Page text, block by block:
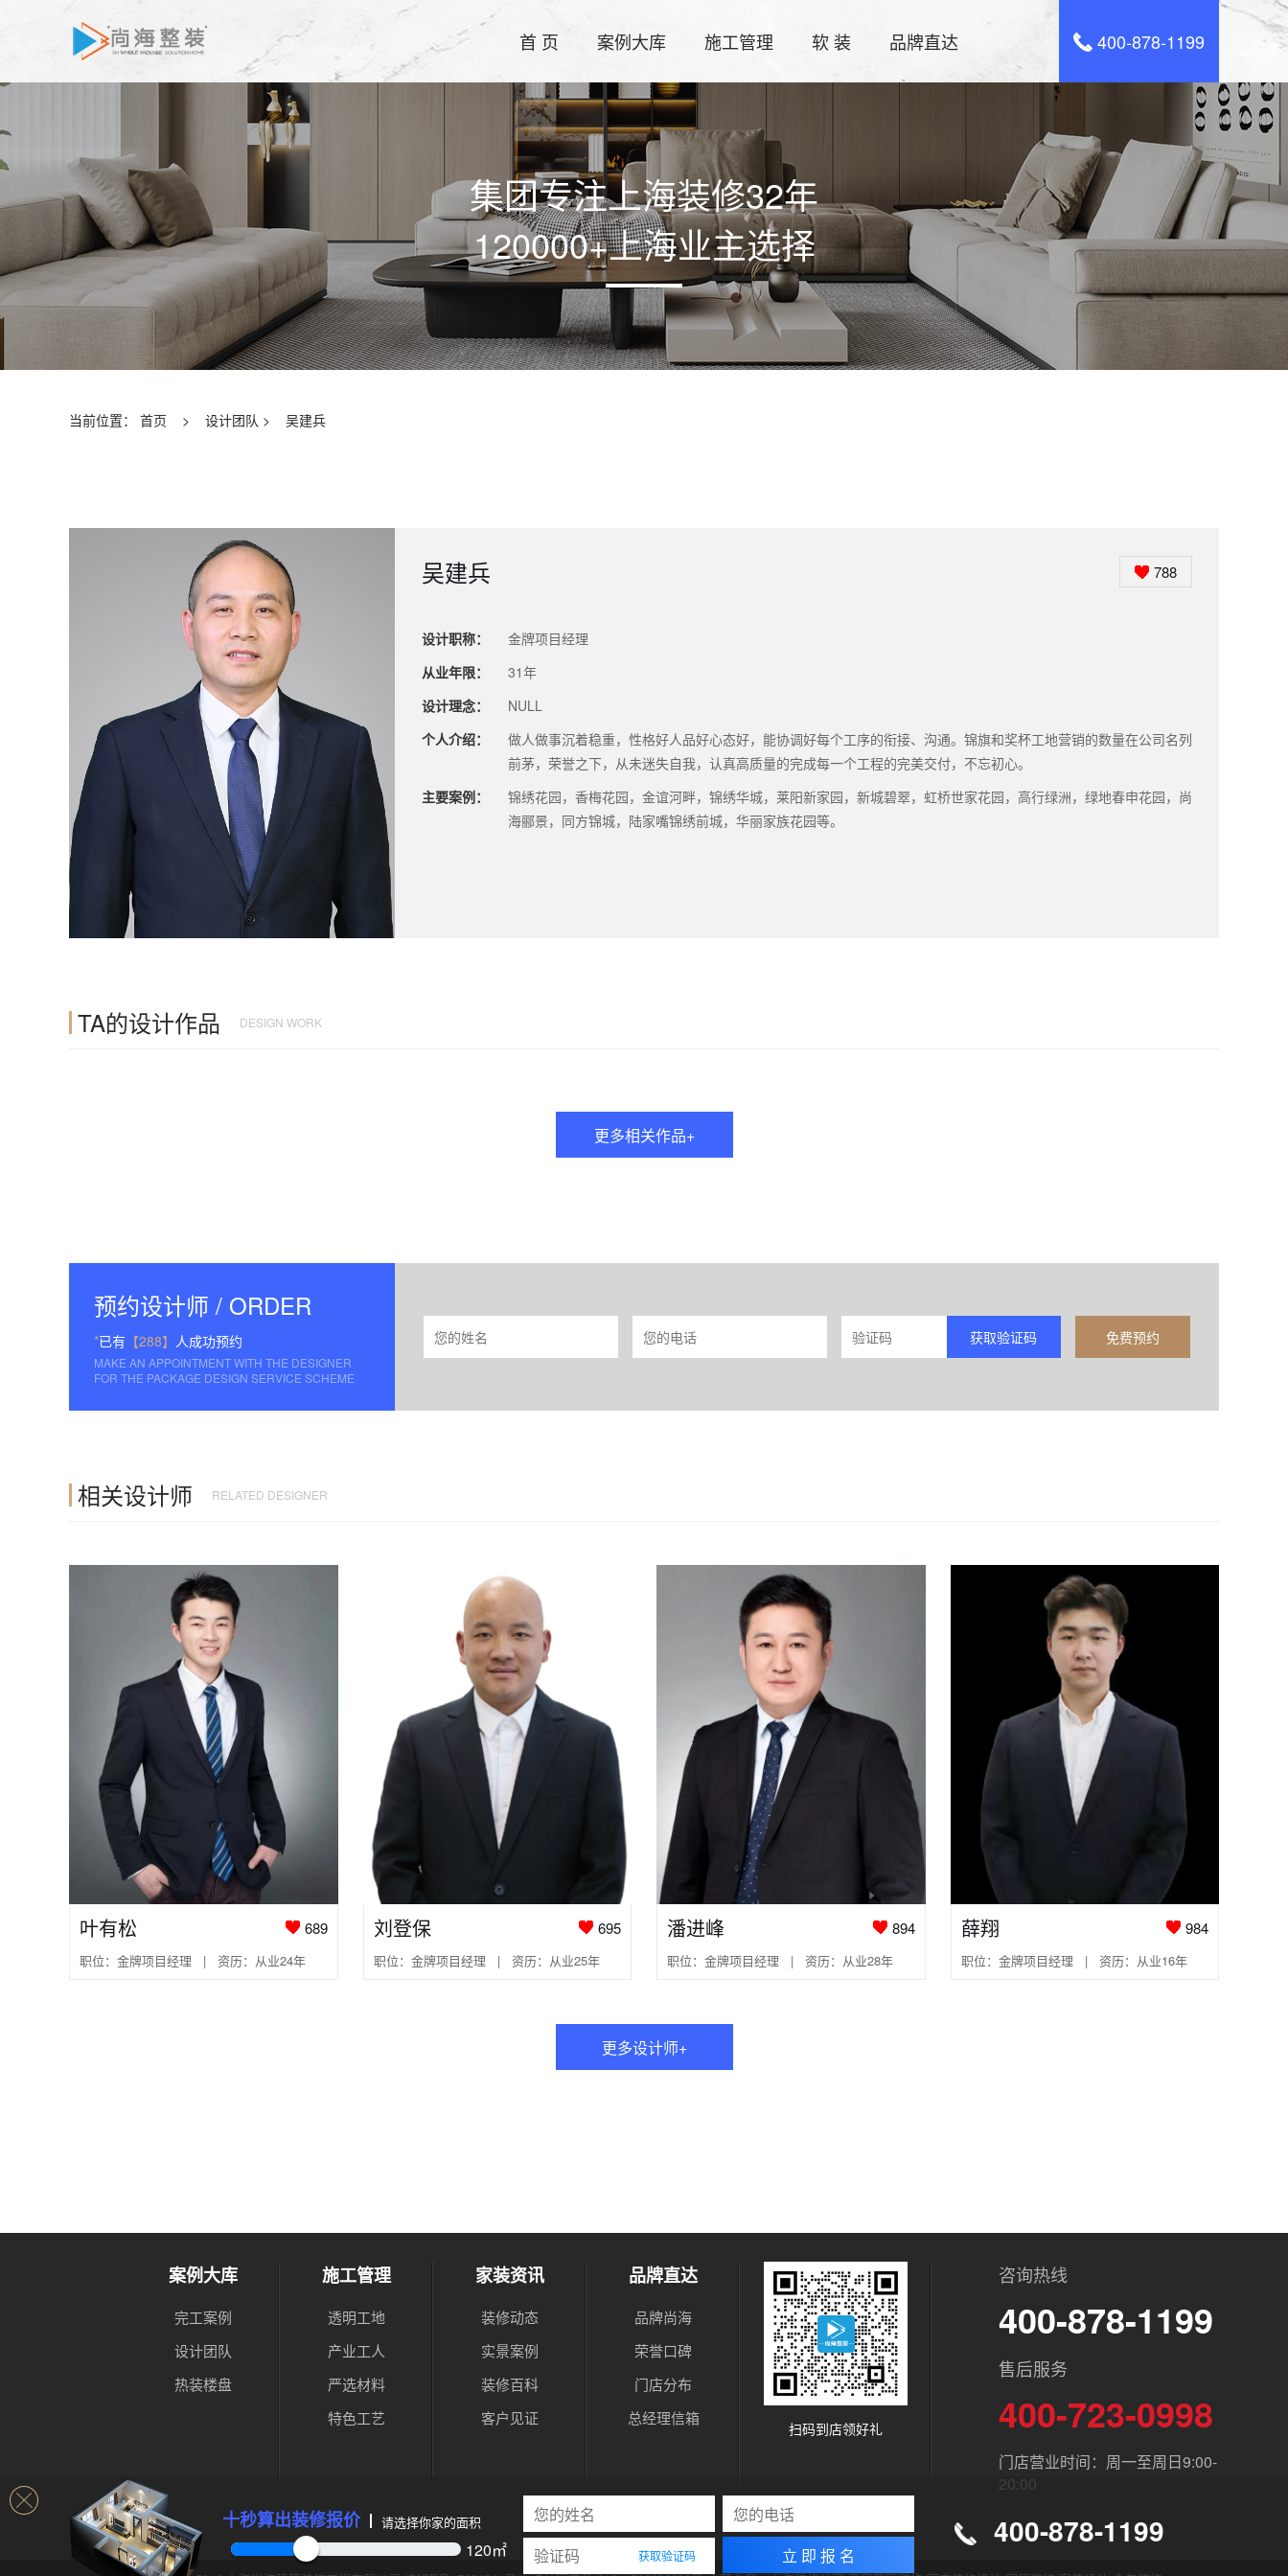
首 页 案例大库 施工管理 软 装 品牌直达 400-878-1199
集团专注上海装修32年
120000+上海业主选择
当前位置： 首页 > 设计团队 > 吴建兵
吴建兵 788
设计职称：
金牌项目经理
从业年限：
31年
设计理念：
NULL
个人介绍：
做人做事沉着稳重，性格好人品好心态好，能协调好每个工序的衔接、沟通。锦旗和奖杯工地营销的数量在公司名列
前茅，荣誉之下，从未迷失自我，认真高质量的完成每一个工程的完美交付，不忘初心。
主要案例：
锦绣花园，香梅花园，金谊河畔，锦绣华城，莱阳新家园，新城碧翠，虹桥世家花园，高行绿洲，绿地春申花园，尚
海郦景，同方锦城，陆家嘴锦绣前城，华丽家族花园等。
TA的设计作品 DESIGN WORK
更多相关作品+
预约设计师 / ORDER
*已有 【288】 人成功预约
MAKE AN APPOINTMENT WITH THE DESIGNER
FOR THE PACKAGE DESIGN SERVICE SCHEME
获取验证码 免费预约
相关设计师 RELATED DESIGNER
叶有松 689
职位：金牌项目经理 | 资历：从业24年
刘登保 695
职位：金牌项目经理 | 资历：从业25年
潘进峰 894
职位：金牌项目经理 | 资历：从业28年
薛翔 984
职位：金牌项目经理 | 资历：从业16年
更多设计师+
十秒算出装修报价 请选择你家的面积
120㎡ 获取验证码 立 即 报 名
400-878-1199
案例大库
完工案例
设计团队
热装楼盘
施工管理
透明工地
产业工人
严选材料
特色工艺
家装资讯
装修动态
实景案例
装修百科
客户见证
品牌直达
品牌尚海
荣誉口碑
门店分布
总经理信箱
扫码到店领好礼
咨询热线
400-878-1199
售后服务
400-723-0998
门店营业时间：周一至周日9:00-
20:00